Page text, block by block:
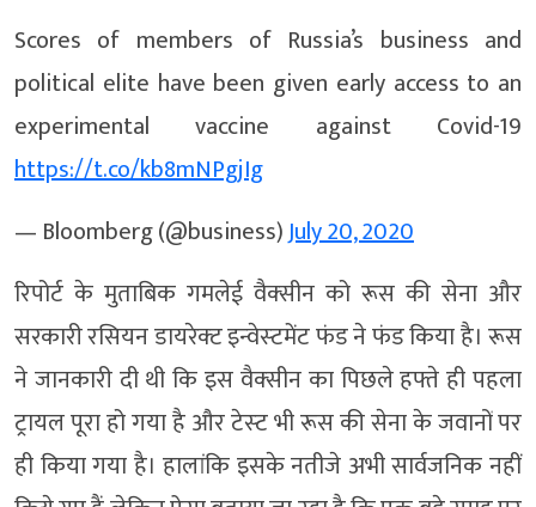
Scores of members of Russia’s business and
political elite have been given early access to an
experimental vaccine against Covid-19
https://t.co/kb8mNPgjIg
— Bloomberg (@business)July 20, 2020
रिपोर्ट के मुताबिक गमलेई वैक्‍सीन को रूस की सेना और
सरकारी रसियन डायरेक्‍ट इन्‍वेस्‍टमेंट फंड ने फंड किया है। रूस
ने जानकारी दी थी कि इस वैक्‍सीन का पिछले हफ्ते ही पहला
ट्रायल पूरा हो गया है और टेस्‍ट भी रूस की सेना के जवानों पर
ही किया गया है। हालांकि इसके नतीजे अभी सार्वजनिक नहीं